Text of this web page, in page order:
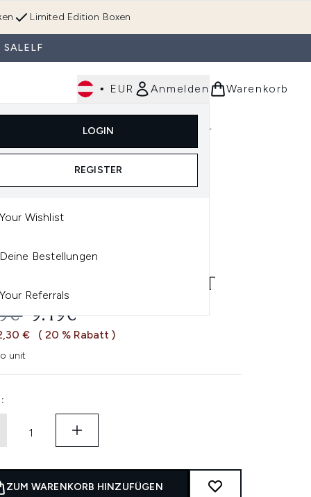
Limited Edition Boxen
SALELF
• EUR Anmelden
LOGIN
REGISTER
Your Wishlist
Deine Bestellungen
Your Referrals
Warenkorb
Untermenü Anmelden (Accessoires & Tools)
Im Trend & Neu Männer
BLACKHEAD
BLEMISH REMOVER SET
PREISEMPFEHLUNG:
AKTUELLER PREIS:
9.19€
€ ( 20 % Rabatt )
unit
ZUM WARENKORB HINZUFÜGEN